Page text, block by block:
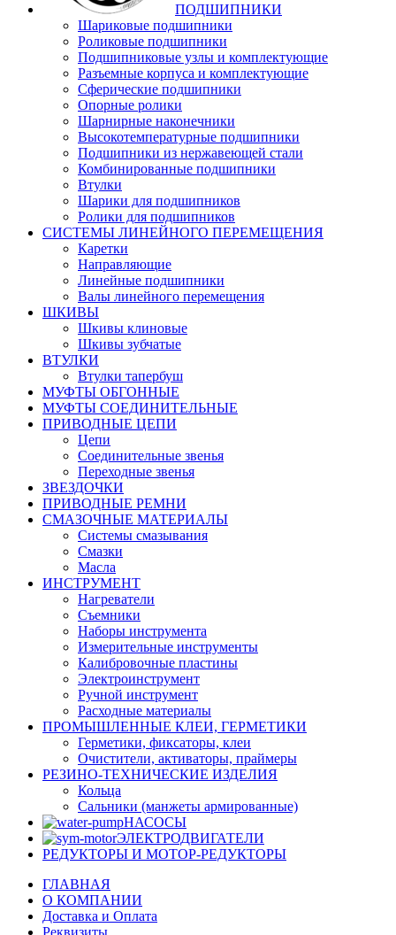
ПОДШИПНИКИ
Шариковые подшипники
Роликовые подшипники
Подшипниковые узлы и комплектующие
Разъемные корпуса и комплектующие
Сферические подшипники
Опорные ролики
Шарнирные наконечники
Высокотемпературные подшипники
Подшипники из нержавеющей стали
Комбинированные подшипники
Втулки
Шарики для подшипников
Ролики для подшипников
СИСТЕМЫ ЛИНЕЙНОГО ПЕРЕМЕЩЕНИЯ
Каретки
Направляющие
Линейные подшипники
Валы линейного перемещения
ШКИВЫ
Шкивы клиновые
Шкивы зубчатые
ВТУЛКИ
Втулки тапербуш
МУФТЫ ОБГОННЫЕ
МУФТЫ СОЕДИНИТЕЛЬНЫЕ
ПРИВОДНЫЕ ЦЕПИ
Цепи
Соединительные звенья
Переходные звенья
ЗВЕЗДОЧКИ
ПРИВОДНЫЕ РЕМНИ
СМАЗОЧНЫЕ МАТЕРИАЛЫ
Системы смазывания
Смазки
Масла
ИНСТРУМЕНТ
Нагреватели
Съемники
Наборы инструмента
Измерительные инструменты
Калибровочные пластины
Электроинструмент
Ручной инструмент
Расходные материалы
ПРОМЫШЛЕННЫЕ КЛЕИ, ГЕРМЕТИКИ
Герметики, фиксаторы, клеи
Очистители, активаторы, праймеры
РЕЗИНО-ТЕХНИЧЕСКИЕ ИЗДЕЛИЯ
Кольца
Сальники (манжеты армированные)
НАСОСЫ
ЭЛЕКТРОДВИГАТЕЛИ
РЕДУКТОРЫ И МОТОР-РЕДУКТОРЫ
ГЛАВНАЯ
О КОМПАНИИ
Доставка и Оплата
Реквизиты